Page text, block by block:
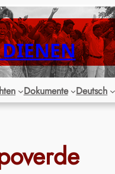
Dokumente Deutsch